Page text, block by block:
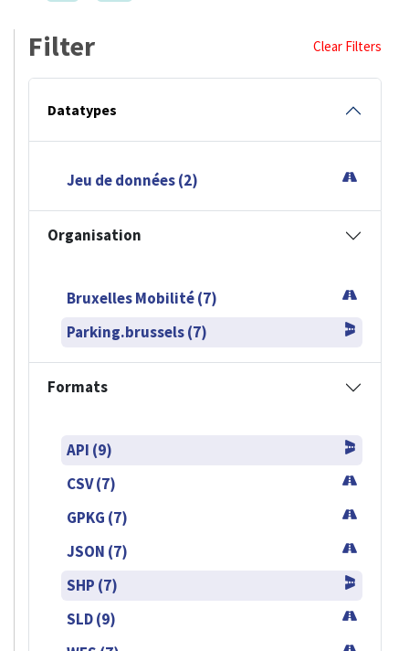
Filter Clear Filters
Datatypes
Jeu de données (2)
Organisation
Bruxelles Mobilité (7)
Parking.brussels (7)
Formats
API (9)
CSV (7)
GPKG (7)
JSON (7)
SHP (7)
SLD (9)